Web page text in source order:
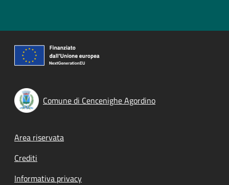
Comune di Cencenighe Agordino
Footer menu
Area riservata
Crediti
Informativa privacy